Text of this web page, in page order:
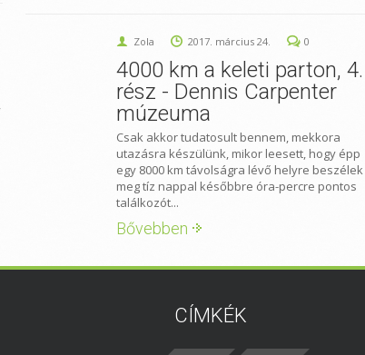
Zola 2017. március 24. 0
4000 km a keleti parton, 4.
rész - Dennis Carpenter
múzeuma
Csak akkor tudatosult bennem, mekkora
utazásra készülünk, mikor leesett, hogy épp
egy 8000 km távolságra lévő helyre beszélek
meg tíz nappal későbbre óra-percre pontos
találkozót...
Bővebben
CÍMKÉK